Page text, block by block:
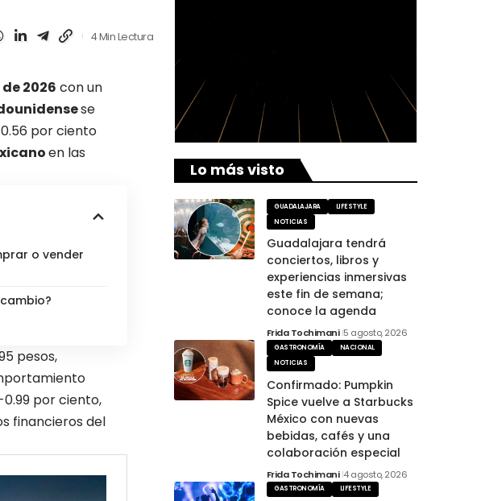
4 Min Lectura
2026 con un
se
por ciento
en las
o vender
pesos,
por ciento,
financieros del
Lo más visto
GUADALAJARA
LIFESTYLE
NOTICIAS
Guadalajara tendrá
conciertos, libros y
experiencias inmersivas
este fin de semana;
conoce la agenda
Frida Tochimani 5 agosto, 2026
GASTRONOMÍA
NACIONAL
NOTICIAS
Confirmado: Pumpkin
Spice vuelve a Starbucks
México con nuevas
bebidas, cafés y una
colaboración especial
Frida Tochimani 4 agosto, 2026
GASTRONOMÍA LIFESTYLE